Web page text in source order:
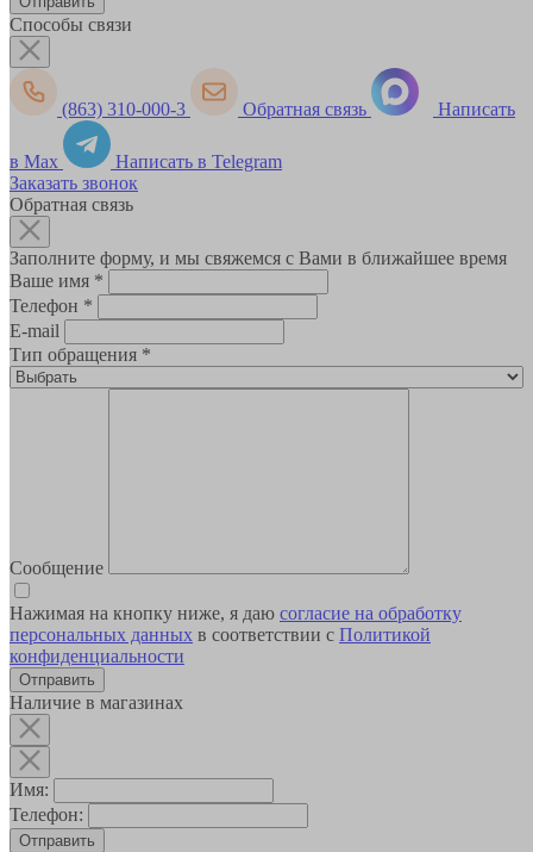
Способы связи
(863) 310-000-3 Обратная связь Написать
в Max
Написать в Telegram
Заказать звонок
Обратная связь
Заполните форму, и мы свяжемся с Вами в ближайшее время
Ваше имя *
Телефон *
E-mail
Тип обращения *
Сообщение
Нажимая на кнопку ниже, я даю согласие на обработку
персональных данных в соответствии с Политикой
конфиденциальности
Наличие в магазинах
Имя:
Телефон:
Отправить